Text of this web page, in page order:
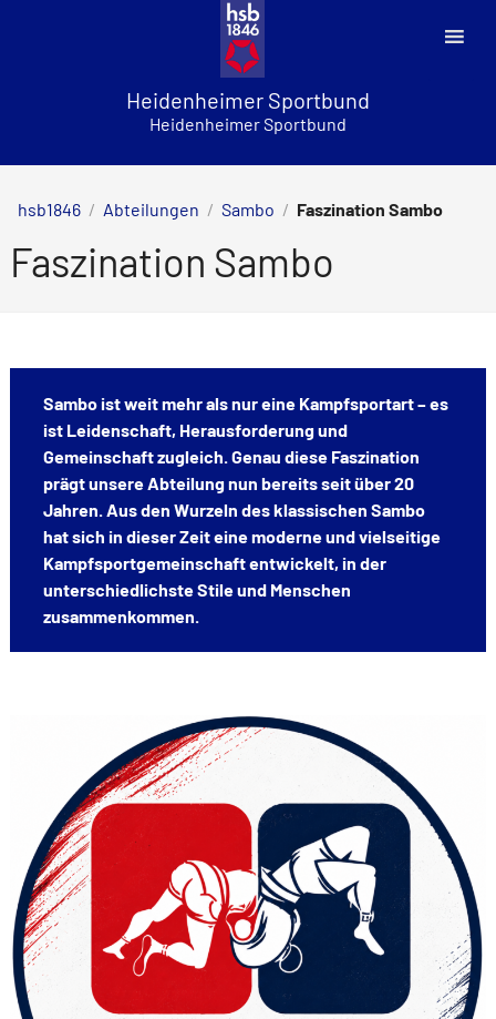
Heidenheimer Sportbund
Heidenheimer Sportbund
hsb1846 / Abteilungen / Sambo / Faszination Sambo
Faszination Sambo
Sambo ist weit mehr als nur eine Kampfsportart – es
ist Leidenschaft, Herausforderung und
Gemeinschaft zugleich. Genau diese Faszination
prägt unsere Abteilung nun bereits seit über 20
Jahren. Aus den Wurzeln des klassischen Sambo
hat sich in dieser Zeit eine moderne und vielseitige
Kampfsportgemeinschaft entwickelt, in der
unterschiedlichste Stile und Menschen
zusammenkommen.